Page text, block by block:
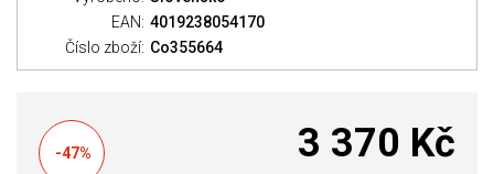
EAN: 4019238054170
Číslo zboží: Co355664
-47% 3 370 Kč